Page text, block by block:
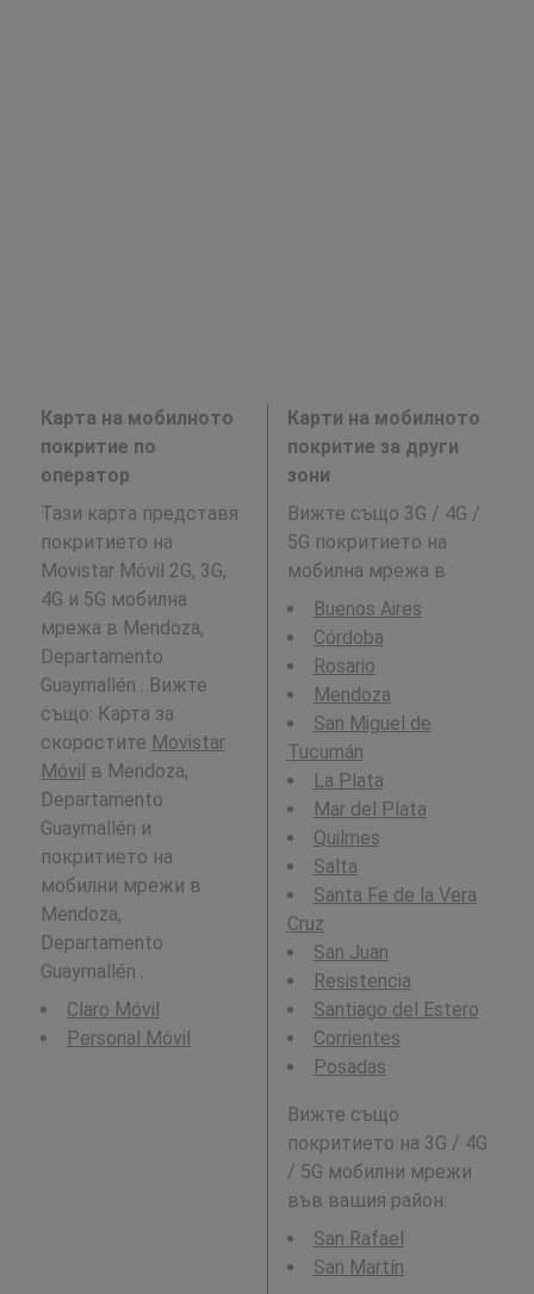
Карта на мобилното
покритие по
оператор
Тази карта представя
покритието на
Movistar Móvil 2G, 3G,
4G и 5G мобилна
мрежа в Mendoza,
Departamento
Guaymallén . Вижте
също: Карта за
скоростите Movistar
Móvil в Mendoza,
Departamento
Guaymallén и
покритието на
мобилни мрежи в
Mendoza,
Departamento
Guaymallén .
Claro Móvil
Personal Móvil
Карти на мобилното
покритие за други
зони
Вижте също 3G / 4G /
5G покритието на
мобилна мрежа в :
Buenos Aires
Córdoba
Rosario
Mendoza
San Miguel de
Tucumán
La Plata
Mar del Plata
Quilmes
Salta
Santa Fe de la Vera
Cruz
San Juan
Resistencia
Santiago del Estero
Corrientes
Posadas
Вижте също
покритието на 3G / 4G
/ 5G мобилни мрежи
във вашия район:
San Rafael
San Martín